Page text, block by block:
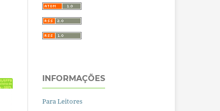
INFORMAÇÕES
Para Leitores